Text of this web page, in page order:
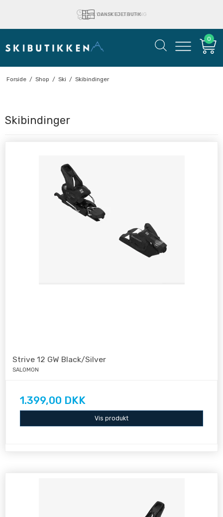
DANSK EJET BUTIK
LYNHURTIG LEVERING
0
Forside / Shop / Ski / Skibindinger
Skibindinger
Strive 12 GW Black/Silver
SALOMON
1.399,00 DKK
Vis produkt